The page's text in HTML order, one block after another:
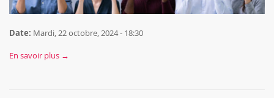
Date: Mardi, 22 octobre, 2024 - 18:30
En savoir plus →